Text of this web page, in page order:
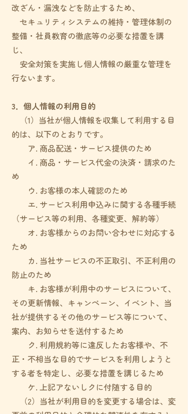
改ざん・漏洩などを防止するため、
セキュリティシステムの維持・管理体制の
整備・社員教育の徹底等の必要な措置を講
じ、
安全対策を実施し個人情報の厳重な管理を
行ないます。
3．個人情報の利用目的
（1）当社が個人情報を収集して利用する目
的は、以下のとおりです。
ア. 商品配送・サービス提供のため
イ. 商品・サービス代金の決済・請求のた
め
ウ. お客様の本人確認のため
エ. サービス利用申込みに関する各種手続
（サービス等の利用、各種変更、解約等）
オ. お客様からのお問い合わせに対応する
ため
カ. 当社サービスの不正取引、不正利用の
防止のため
キ. お客様が利用中のサービスについて、
その更新情報、キャンペーン、イベント、当
社が提供するその他のサービス等について、
案内、お知らせを送付するため
ク. 利用規約等に違反したお客様や、不
正・不相当な目的でサービスを利用しようと
する者を特定し、必要な措置を講じるため
ケ. 上記アないしクに付随する目的
（2）当社が利用目的を変更する場合は、変